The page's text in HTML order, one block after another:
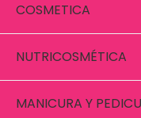
COSMETICA
NUTRICOSMÉTICA
MANICURA Y